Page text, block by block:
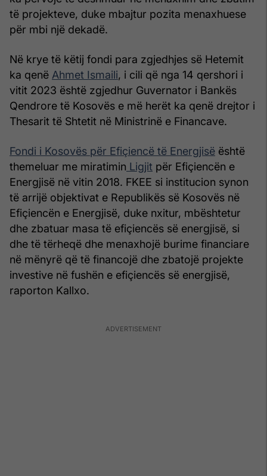
të projekteve, duke mbajtur pozita menaxhuese
për mbi një dekadë.
Në krye të këtij fondi para zgjedhjes së Hetemit
ka qenë Ahmet Ismaili, i cili që nga 14 qershori i
vitit 2023 është zgjedhur Guvernator i Bankës
Qendrore të Kosovës e më herët ka qenë drejtor i
Thesarit të Shtetit në Ministrinë e Financave.
Fondi i Kosovës për Efiçiencë të Energjisë është
themeluar me miratimin Ligjit për Efiçiencën e
Energjisë në vitin 2018. FKEE si institucion synon
të arrijë objektivat e Republikës së Kosovës në
Efiçiencën e Energjisë, duke nxitur, mbështetur
dhe zbatuar masa të efiçiencës së energjisë, si
dhe të tërheqë dhe menaxhojë burime financiare
në mënyrë që të financojë dhe zbatojë projekte
investive në fushën e efiçiencës së energjisë,
raporton Kallxo.